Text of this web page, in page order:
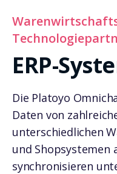
ERP-
Die Platoyo
Daten von
unterschiedlichen
und Shopsystemen
synchronisieren